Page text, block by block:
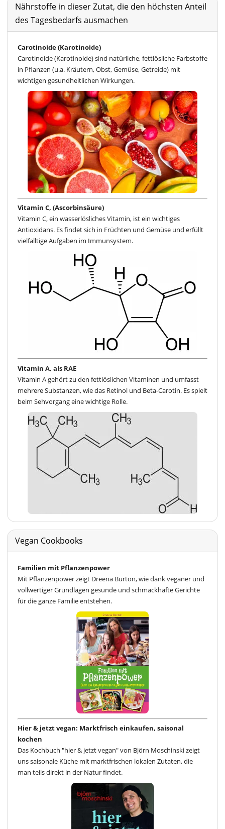
Nährstoffe in dieser Zutat, die den höchsten Anteil
des Tagesbedarfs ausmachen
Carotinoide (Karotinoide)
Carotinoide (Karotinoide) sind natürliche, fettlösliche Farbstoffe
in Pflanzen (u.a. Kräutern, Obst, Gemüse, Getreide) mit
wichtigen gesundheitlichen Wirkungen.
Vitamin C, (Ascorbinsäure)
Vitamin C, ein wasserlösliches Vitamin, ist ein wichtiges
Antioxidans. Es findet sich in Früchten und Gemüse und erfüllt
vielfälltige Aufgaben im Immunsystem.
Vitamin A, als RAE
Vitamin A gehört zu den fettlöslichen Vitaminen und umfasst
mehrere Substanzen, wie das Retinol und Beta-Carotin. Es spielt
beim Sehvorgang eine wichtige Rolle.
Vegan Cookbooks
Familien mit Pflanzenpower
Mit Pflanzenpower zeigt Dreena Burton, wie dank veganer und
vollwertiger Grundlagen gesunde und schmackhafte Gerichte
für die ganze Familie entstehen.
Hier & jetzt vegan: Marktfrisch einkaufen, saisonal
kochen
Das Kochbuch "hier & jetzt vegan" von Björn Moschinski zeigt
uns saisonale Küche mit marktfrischen lokalen Zutaten, die
man teils direkt in der Natur findet.